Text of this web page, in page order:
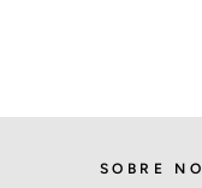
SOBRE